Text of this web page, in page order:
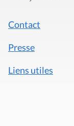
Contact
Presse
Liens utiles